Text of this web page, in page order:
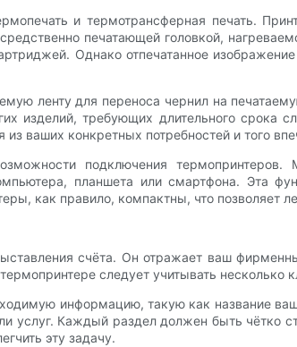
и термотрансферная печать.
печатающей головкой,
Однако отпечатанное
ленту для переноса чернил на
изделий, требующих длительного
ваших конкретных потребностей и того
подключения термопринтеров.
планшета или смартфона. Эта
как правило, компактны, что позволяет
счёта. Он отражает ваш
следует учитывать несколько
информацию, такую ​​как название
услуг. Каждый раздел должен быть чётко
эту задачу.